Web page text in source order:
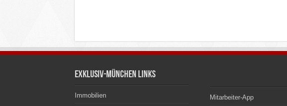
Exklusiv-München Links
Immobilien Mitarbeiter-App